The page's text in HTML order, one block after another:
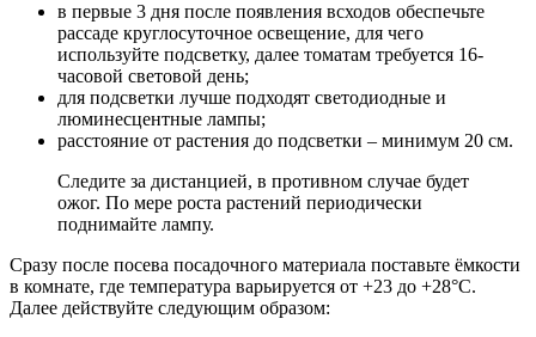
в первые 3 дня после появления всходов обеспечьте
рассаде круглосуточное освещение, для чего
используйте подсветку, далее томатам требуется 16-
часовой световой день;
для подсветки лучше подходят светодиодные и
люминесцентные лампы;
расстояние от растения до подсветки – минимум 20 см.
Следите за дистанцией, в противном случае будет
ожог. По мере роста растений периодически
поднимайте лампу.
Сразу после посева посадочного материала поставьте ёмкости
в комнате, где температура варьируется от +23 до +28°C.
Далее действуйте следующим образом: